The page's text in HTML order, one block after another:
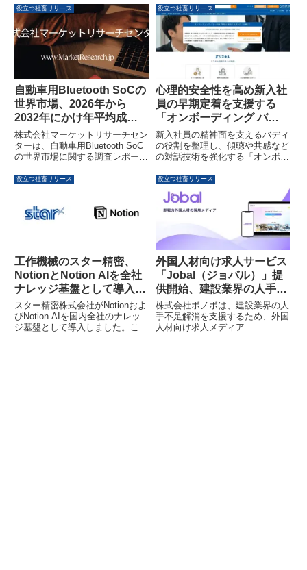
した。この制度は、共働き・共育
てを可能にする性別を問わない両
立支援に関する取り組みが特に優
れた企業を表彰するものです。
携を強化し、製造現場のIT（情報
管理・分析）とOT（設備・制
御）をつなぐデータ基盤の実現を
通じて、スマートファクトリーへ
の変革と生産性向上を支援しま
役立つ社畜リリース
自動車用Bluetooth SoCの
世界市場、2026年から
2032年にかけ年平均成長
率6.1%で拡大予測
株式会社マーケットリサーチセン
ターは、自動車用Bluetooth SoC
の世界市場に関する調査レポート
は、2032年までに市場が8億
メント別予測、主要企業情報など
が網羅されています。
役立つ社畜リリース
心理的安全性を高め新入社
員の早期定着を支援する
「オンボーディング バデ
ィ研修」を提供開始
新入社員の精神面を支えるバディ
の役割を整理し、傾聴や共感など
の対話技術を強化する「オンボー
ルより提供開始されました。職場
の心理的安全性を向上させ、組織
への円滑な適応と早期の活躍を後
押しします。
役立つ社畜リリース
工作機械のスター精密、
NotionとNotion AIを全社
ナレッジ基盤として導入し
AI活用が約4倍に
スター精密株式会社がNotionおよ
びNotion AIを国内全社のナレッ
ジ基盤として導入しました。これ
役立つ社畜リリース
外国人材向け求人サービス
「Jobal（ジョバル）」提
供開始、建設業界の人手不
足解消を支援
株式会社ボノボは、建設業界の人
手不足解消を支援するため、外国
人材向け求人メディア